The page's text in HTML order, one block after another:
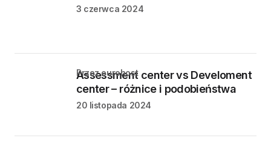
3 czerwca 2024
Assessment center vs Develoment
center – różnice i podobieństwa
przez eurohost
20 listopada 2024